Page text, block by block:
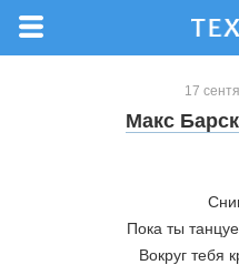
17
Макс
Пока ты
Вокруг тебя